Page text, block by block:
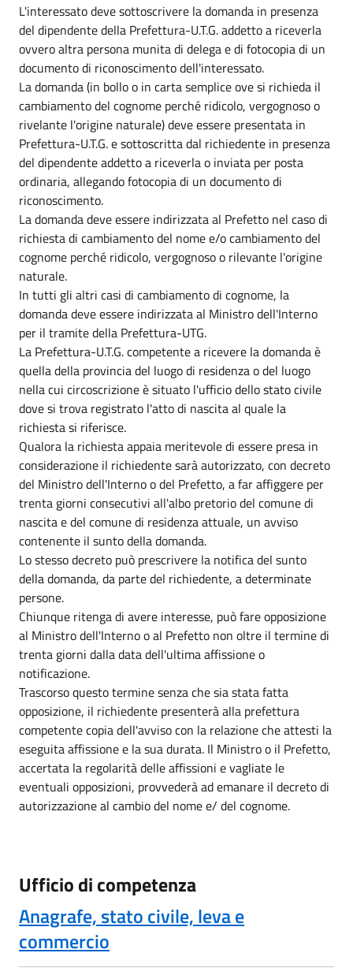
L'interessato deve sottoscrivere la domanda in presenza
del dipendente della Prefettura-U.T.G. addetto a riceverla
ovvero altra persona munita di delega e di fotocopia di un
documento di riconoscimento dell'interessato.
La domanda (in bollo o in carta semplice ove si richieda il
cambiamento del cognome perché ridicolo, vergognoso o
rivelante l'origine naturale) deve essere presentata in
Prefettura-U.T.G. e sottoscritta dal richiedente in presenza
del dipendente addetto a riceverla o inviata per posta
ordinaria, allegando fotocopia di un documento di
riconoscimento.
La domanda deve essere indirizzata al Prefetto nel caso di
richiesta di cambiamento del nome e/o cambiamento del
cognome perché ridicolo, vergognoso o rilevante l'origine
naturale.
In tutti gli altri casi di cambiamento di cognome, la
domanda deve essere indirizzata al Ministro dell'Interno
per il tramite della Prefettura-UTG.
La Prefettura-U.T.G. competente a ricevere la domanda è
quella della provincia del luogo di residenza o del luogo
nella cui circoscrizione è situato l'ufficio dello stato civile
dove si trova registrato l'atto di nascita al quale la
richiesta si riferisce.
Qualora la richiesta appaia meritevole di essere presa in
considerazione il richiedente sarà autorizzato, con decreto
del Ministro dell'Interno o del Prefetto, a far affiggere per
trenta giorni consecutivi all'albo pretorio del comune di
nascita e del comune di residenza attuale, un avviso
contenente il sunto della domanda.
Lo stesso decreto può prescrivere la notifica del sunto
della domanda, da parte del richiedente, a determinate
persone.
Chiunque ritenga di avere interesse, può fare opposizione
al Ministro dell'Interno o al Prefetto non oltre il termine di
trenta giorni dalla data dell'ultima affissione o
notificazione.
Trascorso questo termine senza che sia stata fatta
opposizione, il richiedente presenterà alla prefettura
competente copia dell'avviso con la relazione che attesti la
eseguita affissione e la sua durata. Il Ministro o il Prefetto,
accertata la regolarità delle affissioni e vagliate le
eventuali opposizioni, provvederà ad emanare il decreto di
autorizzazione al cambio del nome e/ del cognome.
Ufficio di competenza
Anagrafe, stato civile, leva e
commercio